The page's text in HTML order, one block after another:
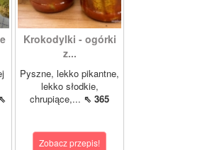
Krokodylki - ogórki
z...
Pyszne, lekko pikantne,
lekko słodkie,
chrupiące,... ⇖ 365
Zobacz przepis!